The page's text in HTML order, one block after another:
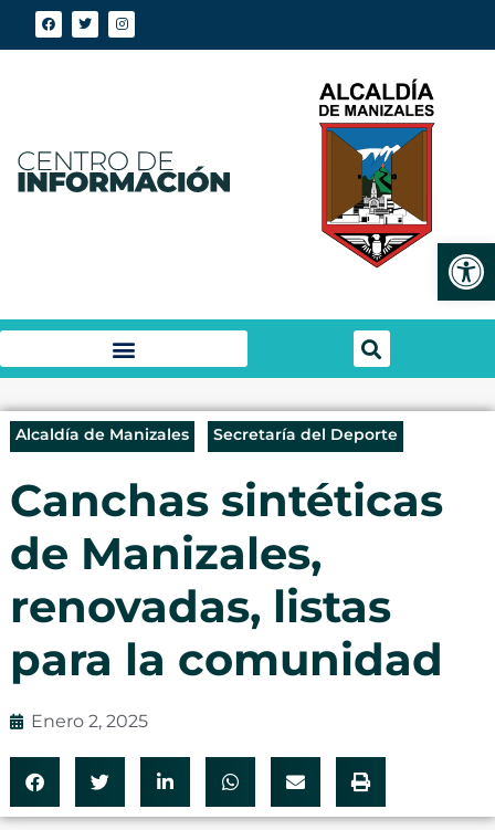
Alcaldía de Manizales Secretaría del Deporte
Canchas sintéticas
de Manizales,
renovadas, listas
para la comunidad
Enero 2, 2025